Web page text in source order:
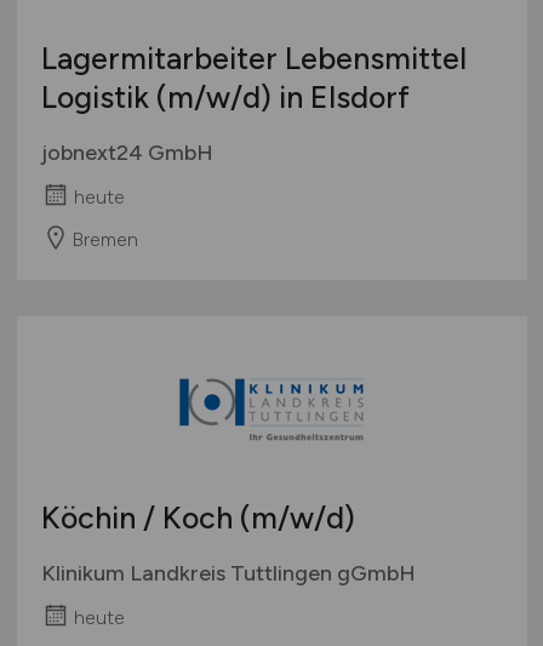
Lagermitarbeiter Lebensmittel
Logistik (m/w/d) in Elsdorf
jobnext24 GmbH
heute
Bremen
Köchin / Koch (m/w/d)
Klinikum Landkreis Tuttlingen gGmbH
heute